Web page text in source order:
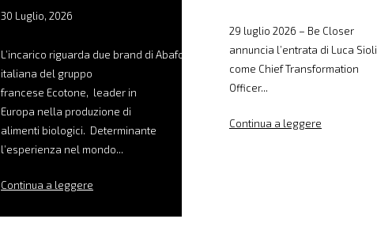
30 Luglio, 2026
L’incarico riguarda due brand di Abafoods, filiale
italiana del gruppo
francese Ecotone, leader in
Europa nella produzione di
alimenti biologici. Determinante
l’esperienza nel mondo...
Continua a leggere
29 luglio 2026 – Be Closer
annuncia l’entrata di Luca Sioli
come Chief Transformation
Officer...
Continua a leggere